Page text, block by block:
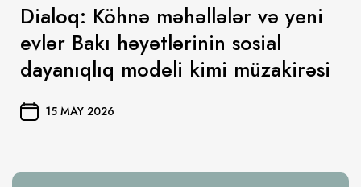
Dialoq: Köhnə məhəllələr və yeni
evlər Bakı həyətlərinin sosial
dayanıqlıq modeli kimi müzakirəsi
15 MAY 2026